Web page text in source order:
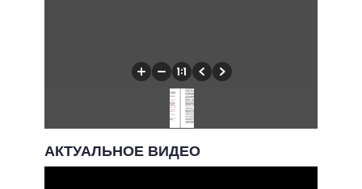
АКТУАЛЬНОЕ ВИДЕО